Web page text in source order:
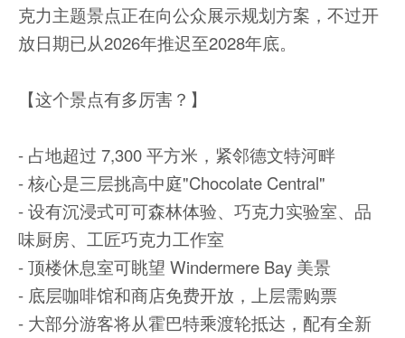
克力主题景点正在向公众展示规划方案，不过开
放日期已从2026年推迟至2028年底。
【这个景点有多厉害？】
- 占地超过 7,300 平方米，紧邻德文特河畔
- 核心是三层挑高中庭"Chocolate Central"
- 设有沉浸式可可森林体验、巧克力实验室、品
味厨房、工匠巧克力工作室
- 顶楼休息室可眺望 Windermere Bay 美景
- 底层咖啡馆和商店免费开放，上层需购票
- 大部分游客将从霍巴特乘渡轮抵达，配有全新